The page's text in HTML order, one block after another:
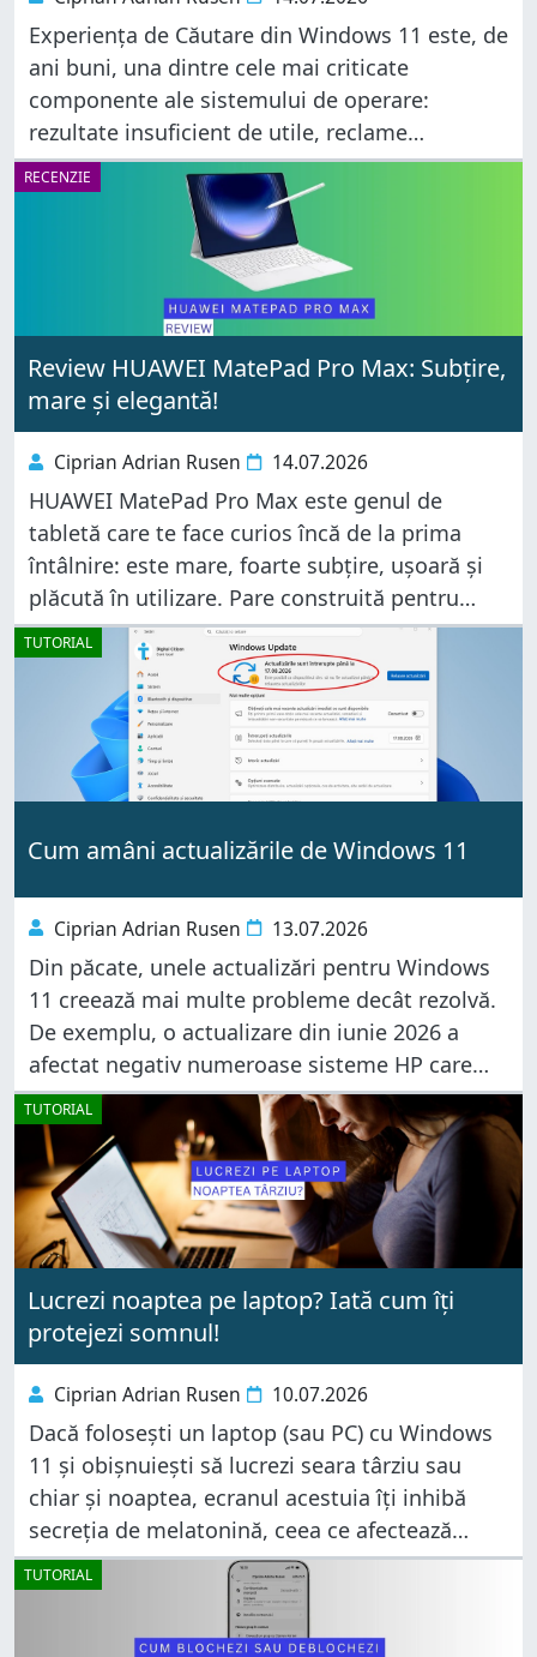
Experiența de Căutare din Windows 11 este, de
ani buni, una dintre cele mai criticate
componente ale sistemului de operare:
rezultate insuficient de utile, reclame
strecurate printre fișierele pe care le cauți și
sugestii web afișate înaintea aplicațiilor de pe
RECENZIE
Review HUAWEI MatePad Pro Max: Subțire,
mare și elegantă!
Ciprian Adrian Rusen 14.07.2026
HUAWEI MatePad Pro Max este genul de
tabletă care te face curios încă de la prima
întâlnire: este mare, foarte subțire, ușoară și
plăcută în utilizare. Pare construită pentru
oameni care își doresc un dispozitiv practic
care nu a uitat
TUTORIAL
Cum amâni actualizările de Windows 11
Ciprian Adrian Rusen 13.07.2026
Din păcate, unele actualizări pentru Windows
11 creează mai multe probleme decât rezolvă.
De exemplu, o actualizare din iunie 2026 a
afectat negativ numeroase sisteme HP care
afișau un ecran albastru la pornire în timp ce o
alta, din primăvara
TUTORIAL
Lucrezi noaptea pe laptop? Iată cum îți
protejezi somnul!
Ciprian Adrian Rusen 10.07.2026
Dacă folosești un laptop (sau PC) cu Windows
11 și obișnuiești să lucrezi seara târziu sau
chiar și noaptea, ecranul acestuia îți inhibă
secreția de melatonină, ceea ce afectează
capacitatea corpului tău de a adormi, îți
dereglează ritmul circadian și
TUTORIAL